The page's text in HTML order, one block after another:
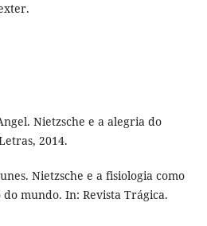
Nietzsche e a alegria do
2014.
Nietzsche e a fisiologia como
mundo. In: Revista Trágica.